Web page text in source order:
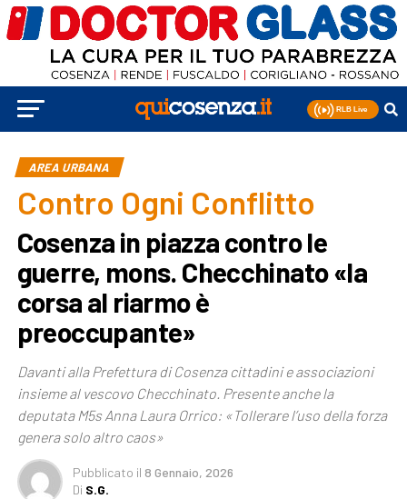
AREA URBANA
Contro Ogni Conflitto
Cosenza in piazza contro le
guerre, mons. Checchinato «la
corsa al riarmo è
preoccupante»
Davanti alla Prefettura di Cosenza cittadini e associazioni
insieme al vescovo Checchinato. Presente anche la
deputata M5s Anna Laura Orrico: «Tollerare l’uso della forza
genera solo altro caos»
Pubblicato il 8 Gennaio, 2026
Di S.G.